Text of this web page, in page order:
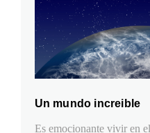
Un mundo increible
Es emocionante vivir en